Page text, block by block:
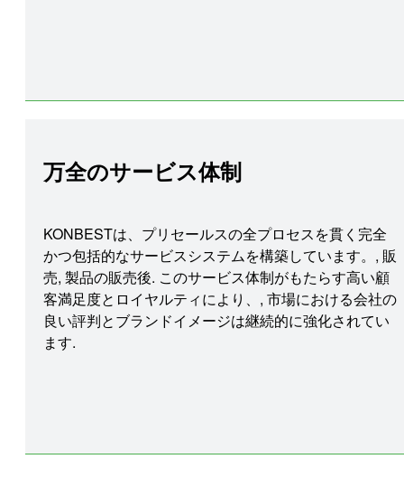
万全のサービス体制
KONBESTは、プリセールスの全プロセスを貫く完全
かつ包括的なサービスシステムを構築しています。, 販
売, 製品の販売後. このサービス体制がもたらす高い顧
客満足度とロイヤルティにより、, 市場における会社の
良い評判とブランドイメージは継続的に強化されてい
ます.